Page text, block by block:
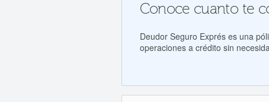
Conoce cuanto te
Deudor Seguro Exprés es una
operaciones a crédito sin